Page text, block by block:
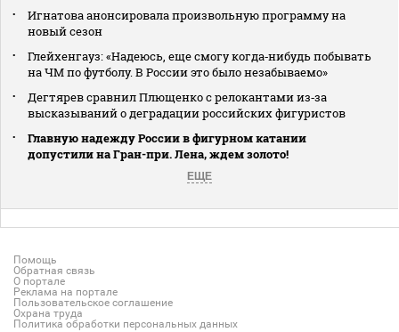
Игнатова анонсировала произвольную программу на
новый сезон
Глейхенгауз: «Надеюсь, еще смогу когда‑нибудь побывать
на ЧМ по футболу. В России это было незабываемо»
Дегтярев сравнил Плющенко с релокантами из‑за
высказываний о деградации российских фигуристов
Главную надежду России в фигурном катании
допустили на Гран-при. Лена, ждем золото!
ЕЩЕ
Помощь
Обратная связь
О портале
Реклама на портале
Пользовательское соглашение
Охрана труда
Политика обработки персональных данных